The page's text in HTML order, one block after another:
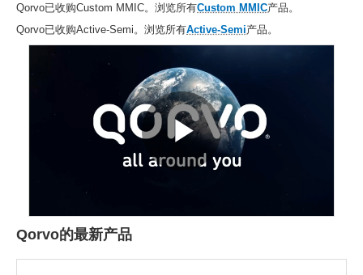
Qorvo已收购Custom MMIC。浏览所有Custom MMIC产品。
Qorvo已收购Active-Semi。浏览所有Active-Semi产品。
Qorvo的最新产品